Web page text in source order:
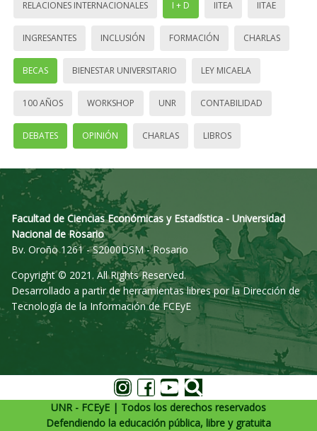
RELACIONES INTERNACIONALES I + D IITEA IITAE
INGRESANTES INCLUSIÓN FORMACIÓN CHARLAS
BECAS BIENESTAR UNIVERSITARIO LEY MICAELA
100 AÑOS WORKSHOP UNR CONTABILIDAD
DEBATES OPINIÓN CHARLAS LIBROS
Facultad de Ciencias Económicas y Estadística - Universidad
Nacional de Rosario
Bv. Oroño 1261 - S2000DSM - Rosario
Copyright © 2021. All Rights Reserved.
Desarrollado a partir de herramientas libres por la Dirección de
Tecnología de la Información de FCEyE
UNR - FCEyE | Todos los derechos reservados
Defendiendo la educación pública, libre y gratuita